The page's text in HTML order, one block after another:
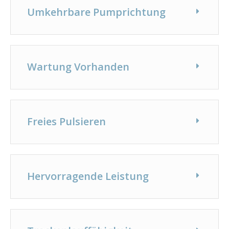
Umkehrbare Pumprichtung
Wartung Vorhanden
Freies Pulsieren
Hervorragende Leistung